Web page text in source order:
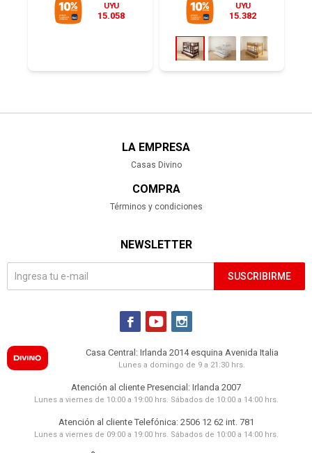
UYU
15.058
UYU
15.382
LA EMPRESA
Casas Divino
COMPRA
Términos y condiciones
NEWSLETTER
SUSCRIBIRME
  
Casa Central: Irlanda 2014 esquina Avenida Italia
Lunes a domingo de 9 a 21:30 hrs.
Atención al cliente Presencial: Irlanda 2007
Lunes a viernes de 10:00 a 19:00 hrs. Sábados de 10:00 a 14:00 hrs.
Atención al cliente Telefónica: 2506 12 62 int. 781
Lunes a viernes de 09:00 a 19:00 hrs. Sábados de 10:00 a 14:00 hrs.